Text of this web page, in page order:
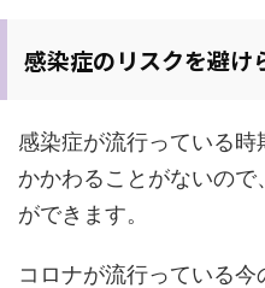
感染症のリスクを避け
感染症が流行っている時
かかわることがないので
ができます。
コロナが流行っている